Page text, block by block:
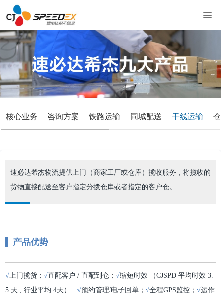
核心业务 咨询方案 铁路运输 同城配送 干线运输
速必达希杰物流提供上门（商家工厂或仓库）揽收服务，将揽收的
货物直接配送至客户指定分拨仓库或者指定的客户仓。
产品优势
√ 上门揽货； √直配客户 / 直配到仓； √缩短时效 （CJSPD 平均时效 3.
5 天 , 行业平均 4天）； √预约管理/电子回单； √全程GPS监控； √运作